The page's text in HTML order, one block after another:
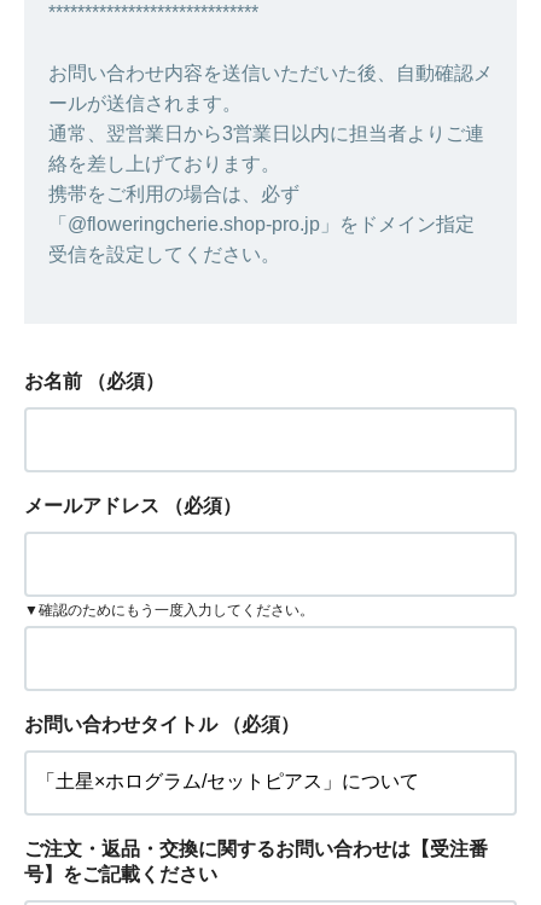
*****************************
お問い合わせ内容を送信いただいた後、自動確認メ
ールが送信されます。
通常、翌営業日から3営業日以内に担当者よりご連
絡を差し上げております。
携帯をご利用の場合は、必ず
「@floweringcherie.shop-pro.jp」をドメイン指定
受信を設定してください。
お名前 （必須）
メールアドレス （必須）
▼確認のためにもう一度入力してください。
お問い合わせタイトル （必須）
ご注文・返品・交換に関するお問い合わせは【受注番
号】をご記載ください